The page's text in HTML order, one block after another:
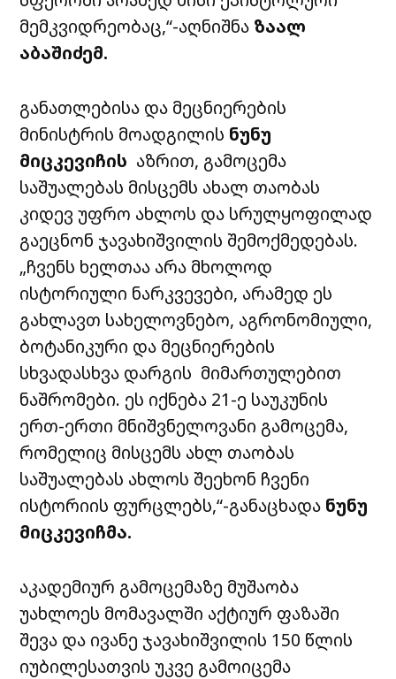
მემკვიდრეობაც,“-აღნიშნა ზაალ
აბაშიძემ.
განათლებისა და მეცნიერების
მინისტრის მოადგილის ნუნუ
მიცკევიჩის აზრით, გამოცემა
საშუალებას მისცემს ახალ თაობას
კიდევ უფრო ახლოს და სრულყოფილად
გაეცნონ ჯავახიშვილის შემოქმედებას.
„ჩვენს ხელთაა არა მხოლოდ
ისტორიული ნარკვევები, არამედ ეს
გახლავთ სახელოვნებო, აგრონომიული,
ბოტანიკური და მეცნიერების
სხვადასხვა დარგის მიმართულებით
ნაშრომები. ეს იქნება 21-ე საუკუნის
ერთ-ერთი მნიშვნელოვანი გამოცემა,
რომელიც მისცემს ახლ თაობას
საშუალებას ახლოს შეეხონ ჩვენი
ისტორიის ფურცლებს,“-განაცხადა ნუნუ
მიცკევიჩმა.
აკადემიურ გამოცემაზე მუშაობა
უახლოეს მომავალში აქტიურ ფაზაში
შევა და ივანე ჯავახიშვილის 150 წლის
იუბილესათვის უკვე გამოიცემა